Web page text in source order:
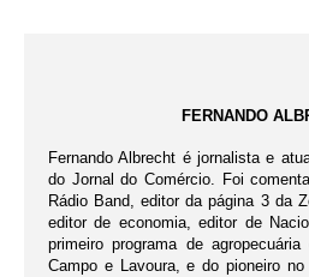
FERNANDO
Fernando Albrecht é jornalista e
do Jornal do Comércio. Foi
Rádio Band, editor da página 3 da
editor de economia, editor de
primeiro programa de
Campo e Lavoura, e do pioneiro